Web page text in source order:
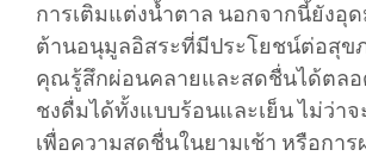
การเติมแต่งน้ำตาล นอกจากนี้ยังอุ
ต้านอนุมูลอิสระที่มีประโยชน์ต่อสุข
คุณรู้สึกผ่อนคลายและสดชื่นได้ตลอ
ชงดื่มได้ทั้งแบบร้อนและเย็น ไม่ว่าจ
เพื่อความสดชื่นในยามเช้า หรือกา